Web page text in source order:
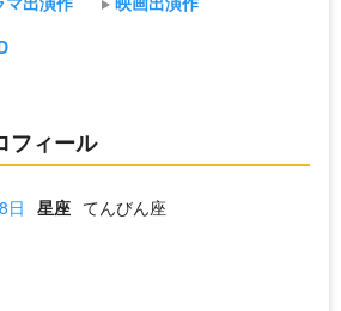
フィール
日 星座 てんびん座